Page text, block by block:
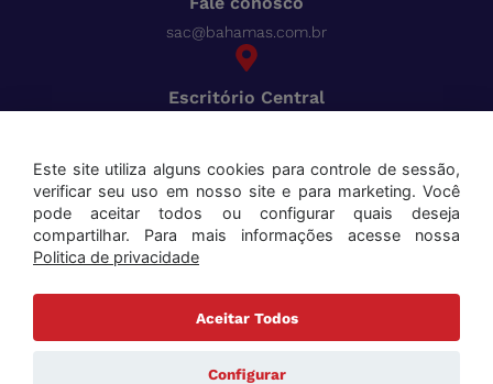
sac@bahamas.com.br
Escritório Central
Cred
Aceitamos os seguintes cartões:
Este site utiliza alguns cookies para controle de sessão,
verificar seu uso em nosso site e para marketing. Você
pode aceitar todos ou configurar quais deseja
compartilhar. Para mais informações acesse nossa
Politica de privacidade
Aceitar Todos
Configurar